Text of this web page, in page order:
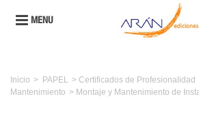
MENU
Inicio > PAPEL > Certificados de Profesionalidad
Mantenimiento > Montaje y Mantenimiento de